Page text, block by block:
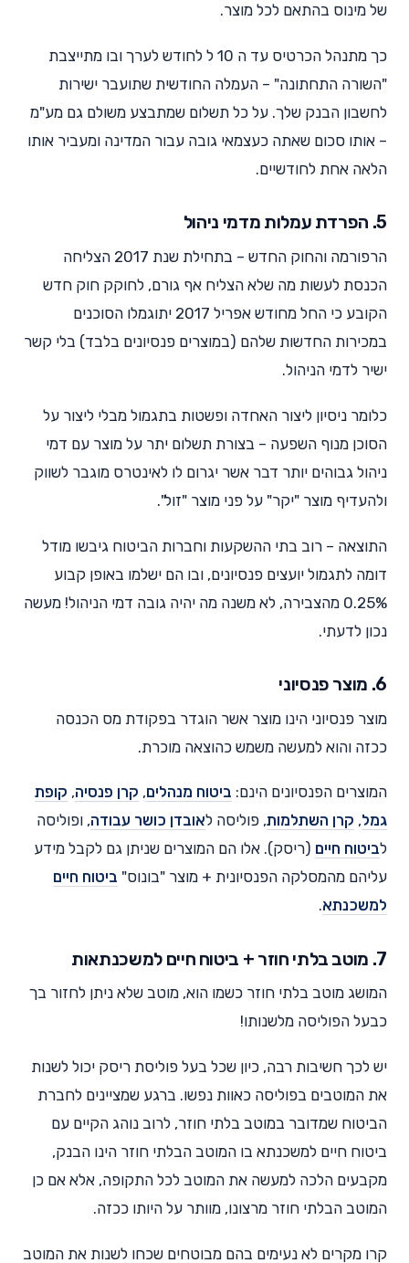
של מינוס בהתאם לכל מוצר.
כך מתנהל הכרטיס עד ה 10 ל לחודש לערך ובו מתייצבת
"השורה התחתונה" – העמלה החודשית שתועבר ישירות
לחשבון הבנק שלך. על כל תשלום שמתבצע משולם גם מע"מ
– אותו סכום שאתה כעצמאי גובה עבור המדינה ומעביר אותו
הלאה אחת לחודשיים.
5. הפרדת עמלות מדמי ניהול
הרפורמה והחוק החדש – בתחילת שנת 2017 הצליחה
הכנסת לעשות מה שלא הצליח אף גורם, לחוקק חוק חדש
הקובע כי החל מחודש אפריל 2017 יתוגמלו הסוכנים
במכירות החדשות שלהם (במוצרים פנסיונים בלבד) בלי קשר
ישיר לדמי הניהול.
כלומר ניסיון ליצור האחדה ופשטות בתגמול מבלי ליצור על
הסוכן מנוף השפעה – בצורת תשלום יתר על מוצר עם דמי
ניהול גבוהים יותר דבר אשר יגרום לו לאינטרס מוגבר לשווק
ולהעדיף מוצר "יקר" על פני מוצר "זול".
התוצאה – רוב בתי ההשקעות וחברות הביטוח גיבשו מודל
דומה לתגמול יועצים פנסיונים, ובו הם ישלמו באופן קבוע
0.25% מהצבירה, לא משנה מה יהיה גובה דמי הניהול! מעשה
נכון לדעתי.
6. מוצר פנסיוני
מוצר פנסיוני הינו מוצר אשר הוגדר בפקודת מס הכנסה
ככזה והוא למעשה משמש כהוצאה מוכרת.
המוצרים הפנסיונים הינם: ביטוח מנהלים, קרן פנסיה, קופת
גמל, קרן השתלמות, פוליסה לאובדן כושר עבודה, ופוליסה
לביטוח חיים (ריסק). אלו הם המוצרים שניתן גם לקבל מידע
עליהם מהמסלקה הפנסיונית + מוצר "בונוס" ביטוח חיים
למשכנתא.
7. מוטב בלתי חוזר + ביטוח חיים למשכנתאות
המושג מוטב בלתי חוזר כשמו הוא, מוטב שלא ניתן לחזור בך
כבעל הפוליסה מלשנותו!
יש לכך חשיבות רבה, כיון שכל בעל פוליסת ריסק יכול לשנות
את המוטבים בפוליסה כאוות נפשו. ברגע שמציינים לחברת
הביטוח שמדובר במוטב בלתי חוזר, לרוב נוהג הקיים עם
ביטוח חיים למשכנתא בו המוטב הבלתי חוזר הינו הבנק,
מקבעים הלכה למעשה את המוטב לכל התקופה, אלא אם כן
המוטב הבלתי חוזר מרצונו, מוותר על היותו ככזה.
קרו מקרים לא נעימים בהם מבוטחים שכחו לשנות את המוטב